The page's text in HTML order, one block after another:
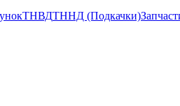
ТНВДТННД (Подкачки)